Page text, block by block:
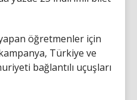
öğretmenler için
Türkiye ve
bağlantılı uçuşları